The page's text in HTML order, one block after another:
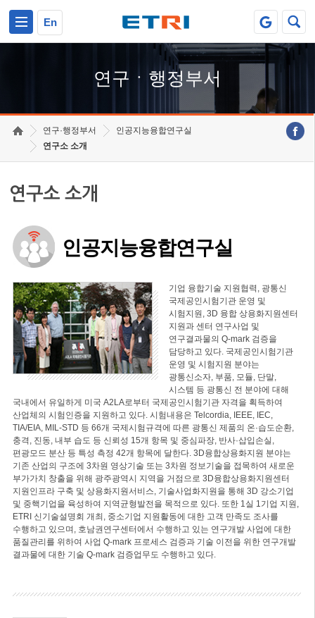
En
연구ㆍ행정부서
연구·행정부서
인공지능융합연구실
연구소 소개
연구소 소개
인공지능융합연구실
기업 융합기술 지원협력, 광통신
국제공인시험기관 운영 및
시험지원, 3D 융합 상용화지원센터
지원과 센터 연구사업 및
연구결과물의 Q-mark 검증을
담당하고 있다. 국제공인시험기관
운영 및 시험지원 분야는
광통신소자, 부품, 모듈, 단말,
시스템 등 광통신 전 분야에 대해
국내에서 유일하게 미국 A2LA로부터 국제공인시험기관 자격을 획득하여
산업체의 시험인증을 지원하고 있다. 시험내용은 Telcordia, IEEE, IEC,
TIA/EIA, MIL-STD 등 66개 국제시험규격에 따른 광통신 제품의 온·습도순환,
충격, 진동, 내부 습도 등 신뢰성 15개 항목 및 중심파장, 반사·삽입손실,
편광모드 분산 등 특성 측정 42개 항목에 달한다. 3D융합상용화지원 분야는
기존 산업의 구조에 3차원 영상기술 또는 3차원 정보기술을 접목하여 새로운
부가가치 창출을 위해 광주광역시 지역을 거점으로 3D융합상용화지원센터
지원인프라 구축 및 상용화지원서비스, 기술사업화지원을 통해 3D 강소기업
및 중핵기업을 육성하여 지역균형발전을 목적으로 있다. 또한 1실 1기업 지원,
ETRI 신기술설명회 개최, 중소기업 지원활동에 대한 고객 만족도 조사를
수행하고 있으며, 호남권연구센터에서 수행하고 있는 연구개발 사업에 대한
품질관리를 위하여 사업 Q-mark 프로세스 검증과 기술 이전을 위한 연구개발
결과물에 대한 기술 Q-mark 검증업무도 수행하고 있다.